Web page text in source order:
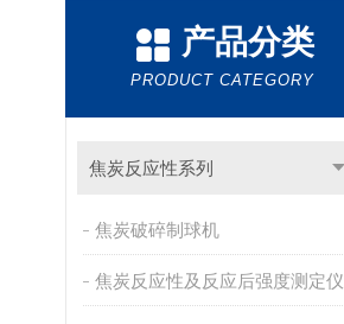
产品分类
PRODUCT CATEGORY
焦炭反应性系列
焦炭破碎制球机
焦炭反应性及反应后强度测定仪